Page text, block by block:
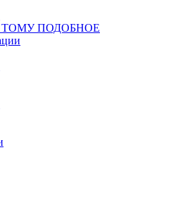
ПОДОБНОЕ